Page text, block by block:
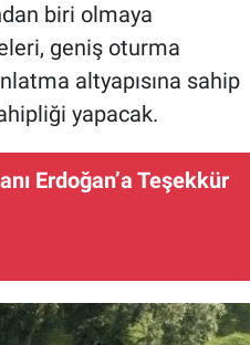
biri olmaya
geniş oturma
altyapısına sahip
yapacak.
Erdoğan’a Teşekkür